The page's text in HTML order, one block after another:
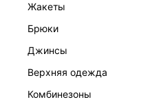
жакеты
брюки
джинсы
верхняя одежда
комбинезоны